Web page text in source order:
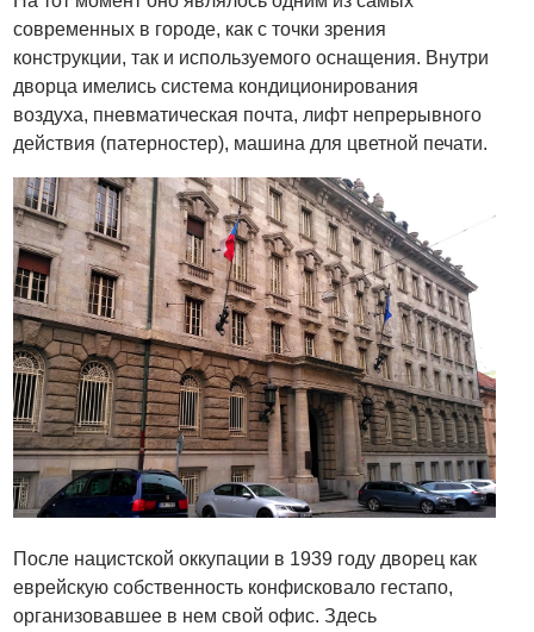
современных в городе, как с точки зрения
конструкции, так и используемого оснащения. Внутри
дворца имелись система кондиционирования
воздуха, пневматическая почта, лифт непрерывного
действия (патерностер), машина для цветной печати.
После нацистской оккупации в 1939 году дворец как
еврейскую собственность конфисковало гестапо,
организовавшее в нем свой офис. Здесь